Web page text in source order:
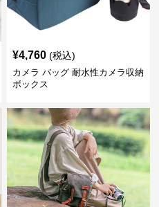
¥4,760 (税込)
カメラ バッグ 耐水性カメラ収納
ボックス